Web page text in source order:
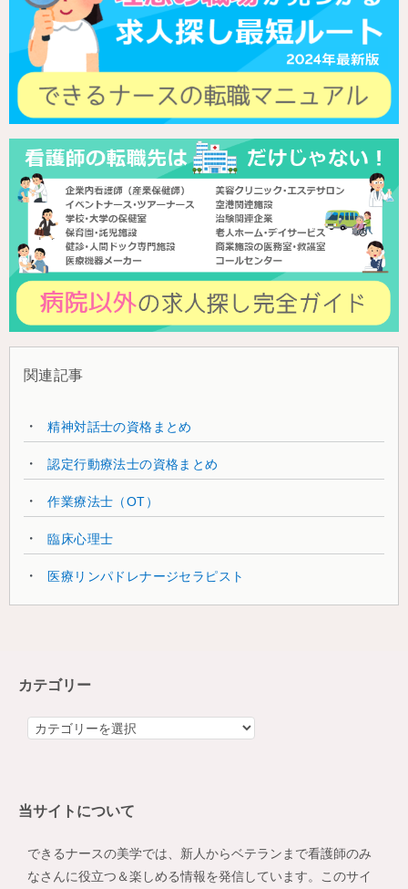
関連記事
精神対話士の資格まとめ
認定行動療法士の資格まとめ
作業療法士（OT）
臨床心理士
医療リンパドレナージセラピスト
カテゴリー
カ
ー
当サイトについて
できるナースの美学では、新人からベテランまで看護師のみ
なさんに役立つ＆楽しめる情報を発信しています。このサイ